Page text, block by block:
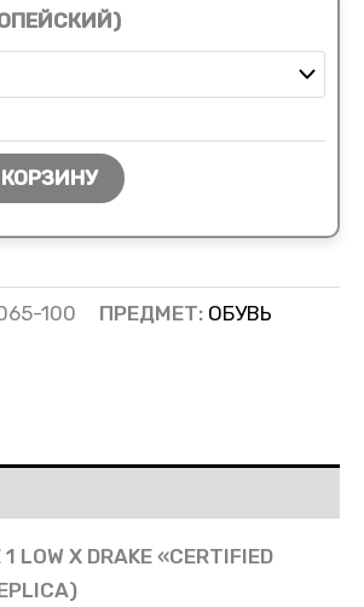
КОРЗИНУ
100 ПРЕДМЕТ: ОБУВЬ
LOW X DRAKE «CERTIFIED